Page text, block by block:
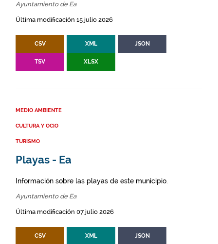
Ayuntamiento de Ea
Última modificación 15 julio 2026
CSV XML JSON
TSV XLSX
MEDIO AMBIENTE
CULTURA Y OCIO
TURISMO
Playas - Ea
Información sobre las playas de este municipio.
Ayuntamiento de Ea
Última modificación 07 julio 2026
CSV XML JSON